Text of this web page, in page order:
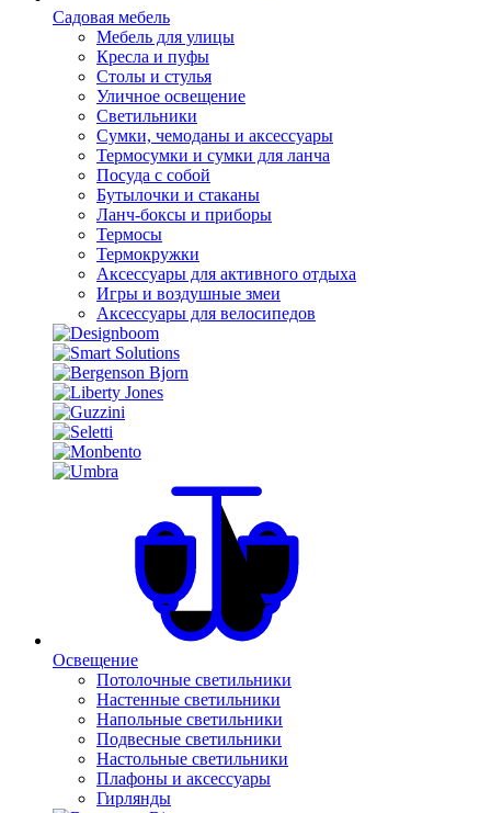
Садовая мебель
Мебель для улицы
Кресла и пуфы
Столы и стулья
Уличное освещение
Светильники
Сумки, чемоданы и аксессуары
Термосумки и сумки для ланча
Посуда с собой
Бутылочки и стаканы
Ланч-боксы и приборы
Термосы
Термокружки
Аксессуары для активного отдыха
Игры и воздушные змеи
Аксессуары для велосипедов
Освещение
Потолочные светильники
Настенные светильники
Напольные светильники
Подвесные светильники
Настольные светильники
Плафоны и аксессуары
Гирлянды